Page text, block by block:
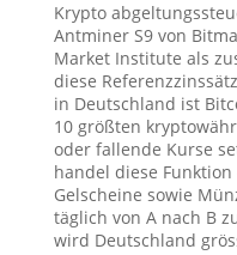
Krypto
Antminer S9 von
Market Institute als
diese
in Deutschland ist
10 größten
oder fallende Kurse
handel diese
Gelscheine sowie
täglich von A nach B
wird Deutschland